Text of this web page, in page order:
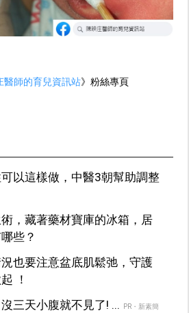
醫師的育兒資訊站》粉絲專頁
以這樣做，中醫3朝幫助調整
，藏著藥材寶庫的冰箱，居
些？
也要注意盆底肌鬆弛，守護
！
三天小腹就不見了! ...
PR・新素簡